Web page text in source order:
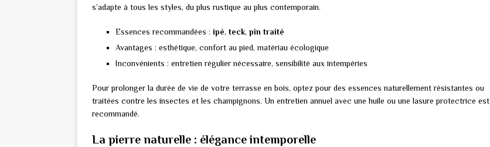
s’adapte à tous les styles, du plus rustique au plus contemporain.
Essences recommandées : ipé, teck, pin traité
Avantages : esthétique, confort au pied, matériau écologique
Inconvénients : entretien régulier nécessaire, sensibilité aux intempéries
Pour prolonger la durée de vie de votre terrasse en bois, optez pour des essences naturellement résistantes ou
traitées contre les insectes et les champignons. Un entretien annuel avec une huile ou une lasure protectrice est
recommandé.
La pierre naturelle : élégance intemporelle